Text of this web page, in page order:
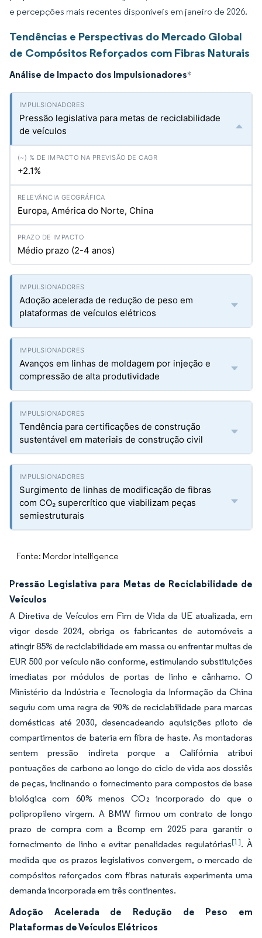
e percepções mais recentes disponíveis em janeiro de 2026.
Tendências e Perspectivas do Mercado Global
de Compósitos Reforçados com Fibras Naturais
Análise de Impacto dos Impulsionadores*
Pressão legislativa para metas de reciclabilidade
de veículos
+2.1%
Europa, América do Norte, China
Médio prazo (2-4 anos)
Adoção acelerada de redução de peso em
plataformas de veículos elétricos
Avanços em linhas de moldagem por injeção e
compressão de alta produtividade
Tendência para certificações de construção
sustentável em materiais de construção civil
Surgimento de linhas de modificação de fibras
com CO₂ supercrítico que viabilizam peças
semiestruturais
Fonte: Mordor Intelligence
Pressão Legislativa para Metas de Reciclabilidade de
Veículos
A Diretiva de Veículos em Fim de Vida da UE atualizada, em
vigor desde 2024, obriga os fabricantes de automóveis a
atingir 85% de reciclabilidade em massa ou enfrentar multas de
EUR 500 por veículo não conforme, estimulando substituições
imediatas por módulos de portas de linho e cânhamo. O
Ministério da Indústria e Tecnologia da Informação da China
seguiu com uma regra de 90% de reciclabilidade para marcas
domésticas até 2030, desencadeando aquisições piloto de
compartimentos de bateria em fibra de haste. As montadoras
sentem pressão indireta porque a Califórnia atribui
pontuações de carbono ao longo do ciclo de vida aos dossiês
de peças, inclinando o fornecimento para compostos de base
biológica com 60% menos CO₂ incorporado do que o
polipropileno virgem. A BMW firmou um contrato de longo
prazo de compra com a Bcomp em 2025 para garantir o
fornecimento de linho e evitar penalidades regulatórias[1]. À
medida que os prazos legislativos convergem, o mercado de
compósitos reforçados com fibras naturais experimenta uma
demanda incorporada em três continentes.
Adoção Acelerada de Redução de Peso em
Plataformas de Veículos Elétricos